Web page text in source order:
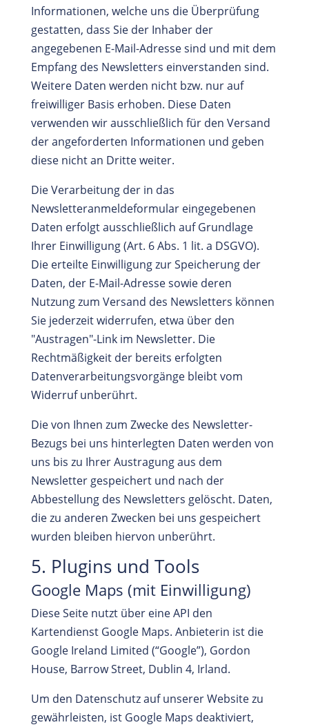
Informationen, welche uns die Überprüfung
gestatten, dass Sie der Inhaber der
angegebenen E-Mail-Adresse sind und mit dem
Empfang des Newsletters einverstanden sind.
Weitere Daten werden nicht bzw. nur auf
freiwilliger Basis erhoben. Diese Daten
verwenden wir ausschließlich für den Versand
der angeforderten Informationen und geben
diese nicht an Dritte weiter.
Die Verarbeitung der in das
Newsletteranmeldeformular eingegebenen
Daten erfolgt ausschließlich auf Grundlage
Ihrer Einwilligung (Art. 6 Abs. 1 lit. a DSGVO).
Die erteilte Einwilligung zur Speicherung der
Daten, der E-Mail-Adresse sowie deren
Nutzung zum Versand des Newsletters können
Sie jederzeit widerrufen, etwa über den
"Austragen"-Link im Newsletter. Die
Rechtmäßigkeit der bereits erfolgten
Datenverarbeitungsvorgänge bleibt vom
Widerruf unberührt.
Die von Ihnen zum Zwecke des Newsletter-
Bezugs bei uns hinterlegten Daten werden von
uns bis zu Ihrer Austragung aus dem
Newsletter gespeichert und nach der
Abbestellung des Newsletters gelöscht. Daten,
die zu anderen Zwecken bei uns gespeichert
wurden bleiben hiervon unberührt.
5. Plugins und Tools
Google Maps (mit Einwilligung)
Diese Seite nutzt über eine API den
Kartendienst Google Maps. Anbieterin ist die
Google Ireland Limited (“Google”), Gordon
House, Barrow Street, Dublin 4, Irland.
Um den Datenschutz auf unserer Website zu
gewährleisten, ist Google Maps deaktiviert,